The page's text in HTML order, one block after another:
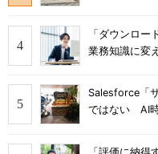
「ダウンロ
業務知識に変
Salesforce「
ではない AI時